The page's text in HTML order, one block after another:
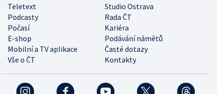
Teletext
Studio Ostrava
Podcasty
Rada ČT
Počasí
Kariéra
E-shop
Podávání námětů
Mobilní a TV aplikace
Časté dotazy
Vše o ČT
Kontakty